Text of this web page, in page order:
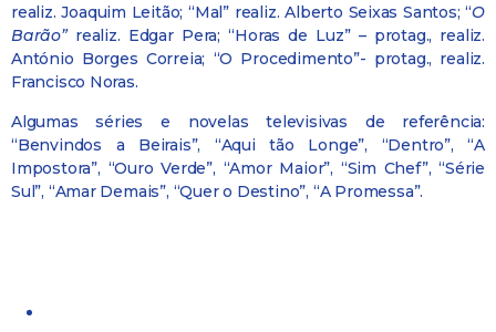
realiz. Joaquim Leitão; “Mal” realiz. Alberto Seixas Santos; “O
Barão”realiz. Edgar Pera; “Horas de Luz” – protag., realiz.
António Borges Correia; “O Procedimento”- protag., realiz.
Francisco Noras.
Algumas séries e novelas televisivas de referência:
“Benvindos a Beirais”, “Aqui tão Longe”, “Dentro”, “A
Impostora”, “Ouro Verde”, “Amor Maior”, “Sim Chef”, “Série
Sul”, “Amar Demais”, “Quer o Destino”, “A Promessa”.